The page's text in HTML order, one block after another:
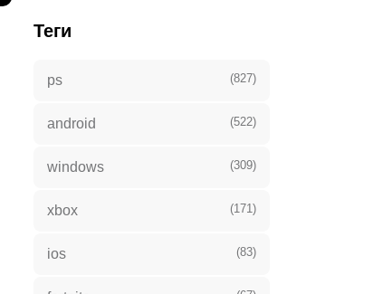
Теги
ps (827)
android (522)
windows (309)
xbox (171)
ios (83)